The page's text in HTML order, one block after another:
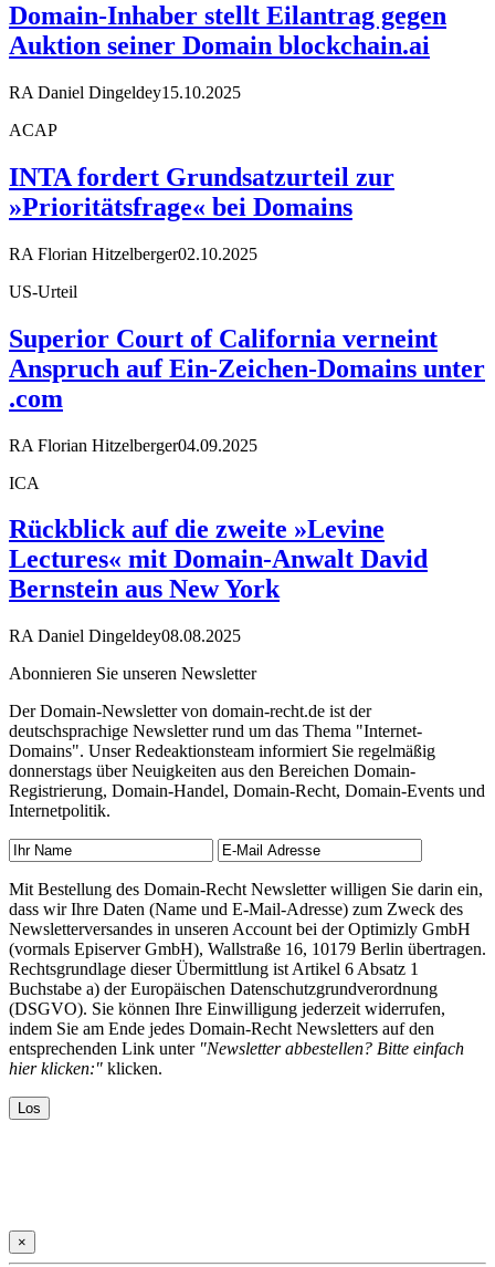
Domain-Inhaber stellt Eilantrag gegen
Auktion seiner Domain blockchain.ai
RA Daniel Dingeldey15.10.2025
ACAP
INTA fordert Grundsatzurteil zur
»Prioritätsfrage« bei Domains
RA Florian Hitzelberger02.10.2025
US-Urteil
Superior Court of California verneint
Anspruch auf Ein-Zeichen-Domains unter
.com
RA Florian Hitzelberger04.09.2025
ICA
Rückblick auf die zweite »Levine
Lectures« mit Domain-Anwalt David
Bernstein aus New York
RA Daniel Dingeldey08.08.2025
Abonnieren Sie unseren Newsletter
Der Domain-Newsletter von domain-recht.de ist der
deutschsprachige Newsletter rund um das Thema "Internet-
Domains". Unser Redeaktionsteam informiert Sie regelmäßig
donnerstags über Neuigkeiten aus den Bereichen Domain-
Registrierung, Domain-Handel, Domain-Recht, Domain-Events und
Internetpolitik.
Mit Bestellung des Domain-Recht Newsletter willigen Sie darin ein,
dass wir Ihre Daten (Name und E-Mail-Adresse) zum Zweck des
Newsletterversandes in unseren Account bei der Optimizly GmbH
(vormals Episerver GmbH), Wallstraße 16, 10179 Berlin übertragen.
Rechtsgrundlage dieser Übermittlung ist Artikel 6 Absatz 1
Buchstabe a) der Europäischen Datenschutzgrundverordnung
(DSGVO). Sie können Ihre Einwilligung jederzeit widerrufen,
indem Sie am Ende jedes Domain-Recht Newsletters auf den
entsprechenden Link unter "Newsletter abbestellen? Bitte einfach
hier klicken:" klicken.
×